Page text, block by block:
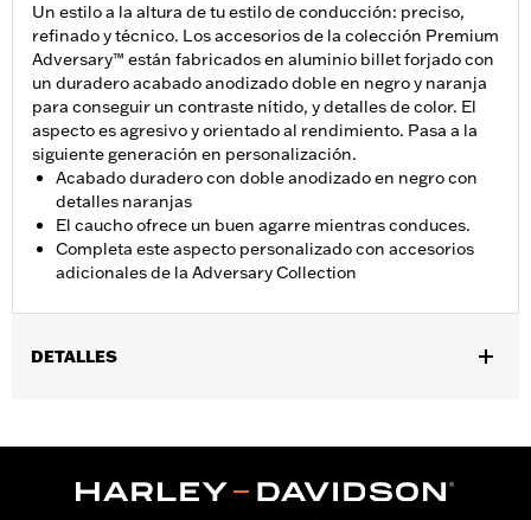
Un estilo a la altura de tu estilo de conducción: preciso,
refinado y técnico. Los accesorios de la colección Premium
Adversary™ están fabricados en aluminio billet forjado con
un duradero acabado anodizado doble en negro y naranja
para conseguir un contraste nítido, y detalles de color. El
aspecto es agresivo y orientado al rendimiento. Pasa a la
siguiente generación en personalización.
Acabado duradero con doble anodizado en negro con
detalles naranjas
El caucho ofrece un buen agarre mientras conduces.
Completa este aspecto personalizado con accesorios
adicionales de la Adversary Collection
DETALLES
los modelos XR 2008-2013).
Installation Instructions